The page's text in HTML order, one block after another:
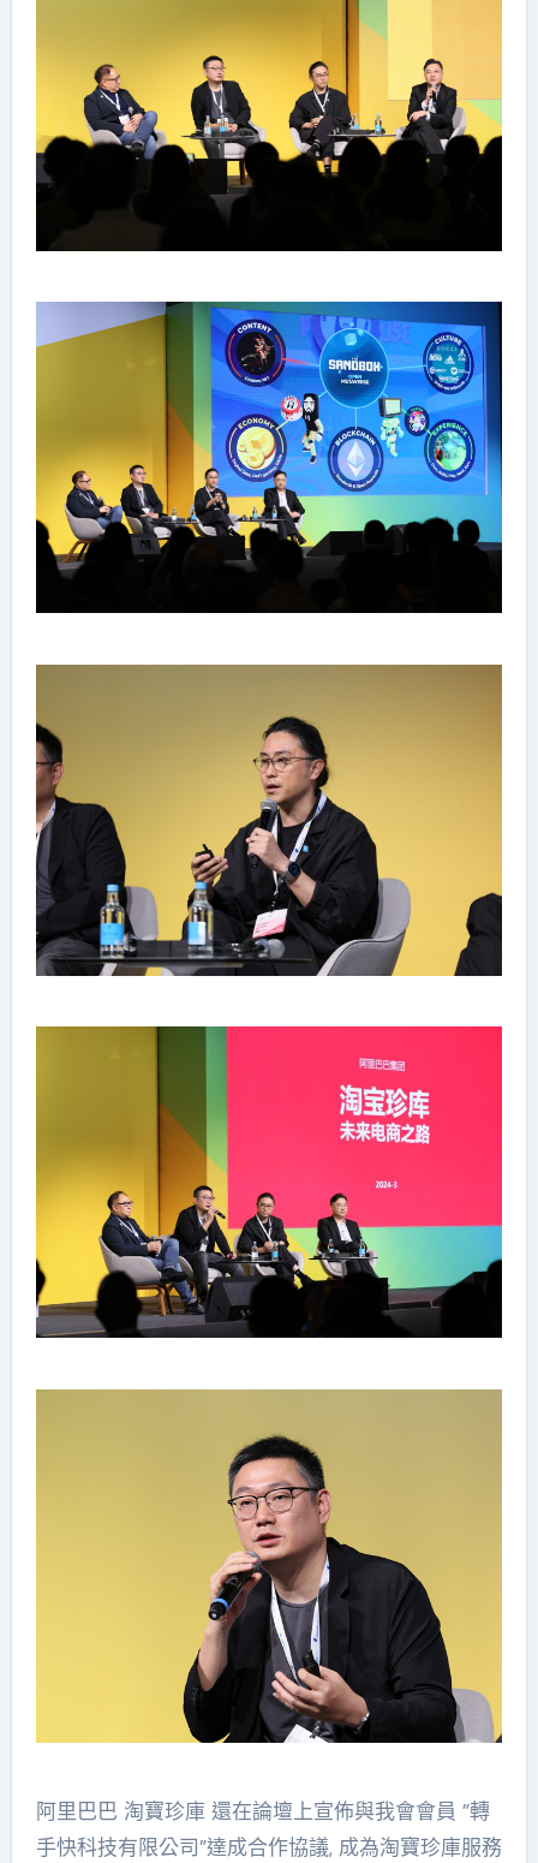
阿里巴巴 淘寶珍庫 還在論壇上宣佈與我會會員 ”轉
手快科技有限公司”達成合作協議, 成為淘寶珍庫服務